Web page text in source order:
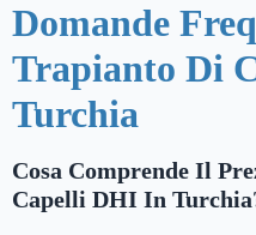
Domande
Trapianto Di
Turchia
Cosa Comprende Il
Capelli DHI In